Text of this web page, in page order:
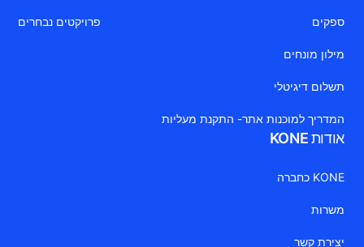
ספקים
מילון מונחים
תשלום דיגיטלי
המדריך למוכנות אתר- התקנת מעליות
פרויקטים נבחרים
אודות KONE
KONE כחברה
משרות
יצירת קשר